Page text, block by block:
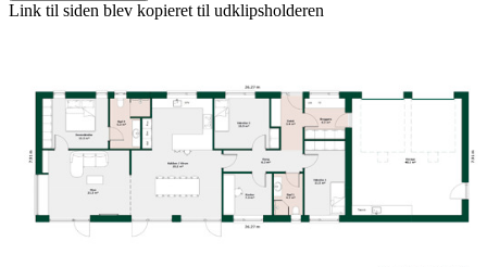
Link til siden blev kopieret til udklipsholderen